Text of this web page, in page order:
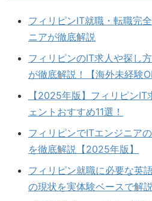
フィリピンIT就職・転職完
ニアが徹底解説
フィリピンのIT求人や探し
が徹底解説！【海外未経験
【2025年版】フィリピン
ェントおすすめ11選！
フィリピンでITエンジニア
を徹底解説【2025年版】
フィリピン就職に必要な英
の現状を実体験ベースで解説